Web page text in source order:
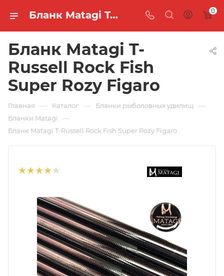
Бланк Matagi T-Russell Rock Fish Super Rozy Figaro 🐟 купить по цене 12 089 руб. в интернет-магазине "MASTER FISH" 0
Бланк Matagi T-
Russell Rock Fish
Super Rozy Figaro
Главная — Каталог — Бланки рыболовных удилищ —
Бланки Matagi —
Бланк Matagi T-Russell Rock Fish Super Rozy Figaro